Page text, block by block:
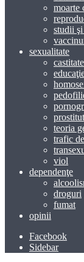
moarte
studii
sexualitate
castitate
teoria
trafic
viol
dependenţe
droguri
fumat
opinii
Facebook
Sidebar